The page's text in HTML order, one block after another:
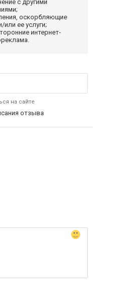
с другими
оскорбляющие
ее услуги;
интернет-
на сайте
отзыва